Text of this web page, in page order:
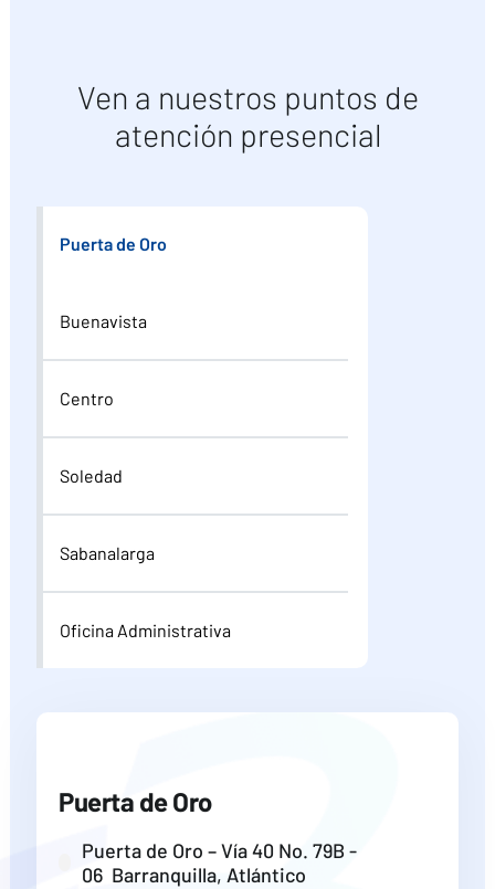
Ven a nuestros puntos de
atención presencial
Puerta de Oro
Buenavista
Centro
Soledad
Sabanalarga
Oficina Administrativa
Puerta de Oro
Puerta de Oro – Vía 40 No. 79B -
06 Barranquilla, Atlántico